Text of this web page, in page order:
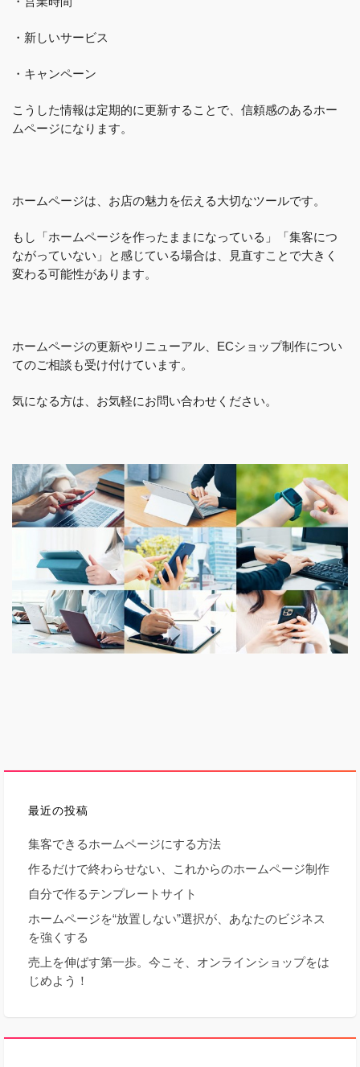
・新しいサービス
・キャンペーン
こうした情報は定期的に更新することで、信頼感のあるホー
ムページになります。
ホームページは、お店の魅力を伝える大切なツールです。
もし「ホームページを作ったままになっている」「集客につ
ながっていない」と感じている場合は、見直すことで大きく
変わる可能性があります。
ホームページの更新やリニューアル、ECショップ制作につい
てのご相談も受け付けています。
気になる方は、お気軽にお問い合わせください。
最近の投稿
集客できるホームページにする方法
作るだけで終わらせない、これからのホームページ制作
自分で作るテンプレートサイト
ホームページを“放置しない”選択が、あなたのビジネス
を強くする
売上を伸ばす第一歩。今こそ、オンラインショップをは
じめよう！